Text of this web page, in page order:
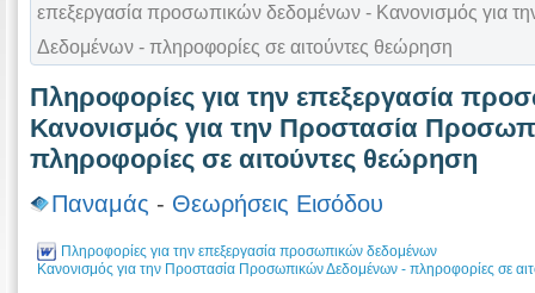
επεξεργασία προσωπικών δεδομένων - Κανονισμός για
Δεδομένων - πληροφορίες σε αιτούντες θεώρηση
Πληροφορίες για την επεξεργασία
Κανονισμός για την Προστασία
πληροφορίες σε αιτούντες θεώρηση
Παναμάς - Θεωρήσεις Εισόδου
Πληροφορίες για την επεξεργασία προσωπικών δεδομένων
Κανονισμός για την Προστασία Προσωπικών Δεδομένων - πληροφορίες σε